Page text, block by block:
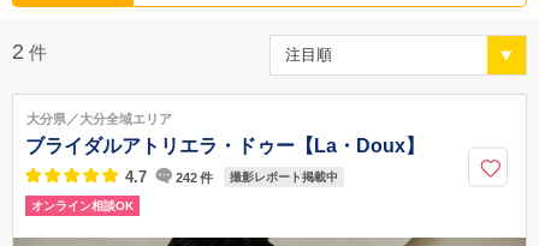
2 件
大分県／大分全域エリア
ブライダルアトリエラ・ドゥー【La・Doux】
4.7 242件 撮影レポート掲載中
オンライン相談OK